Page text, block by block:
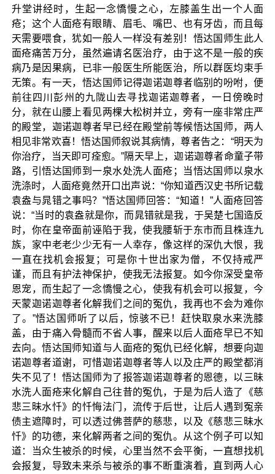
升堂讲经时，生起一念憍慢之心，左膝盖生出一个人面
疮；这个人面疮有眼睛、眉毛、嘴巴、也有牙齿，而且每
天需要喂食，犹如一般人一样没有差别！悟达国师生此人
面疮痛苦万分，虽然遍请名医治疗，由于这不是一般的疾
病乃是因果病，已非一般医生所能医治，所以群医均束手
无策。有一天，悟达国师记得迦诺迦尊者临别的吩咐，便
前往四川彭州的九陇山去寻找迦诺迦尊者，一日傍晚时
分，就在山腰上看见两棵大松树并立，旁有一座非常庄严
的殿堂，迦诺迦尊者早已经在殿堂前等候悟达国师，两人
相见非常欢喜！悟达国师叙说其病情，尊者告之：“明天为
你治疗，当天即可痊愈。”隔天早上，迦诺迦尊者命童子带
路，引悟达国师到一泉水处洗人面疮；当悟达国师以泉水
洗涤时，人面疮竟然开口出声说：“你知道西汉史书所记载
袁盎与晁错之事吗？”悟达国师回答：“知道！”人面疮回答
说：“当时的袁盎就是你，而晁错就是我，于吴楚七国造反
时，你在皇帝面前诬陷于我，使我腰斩于东市而且株连九
族，家中老老少少无有一人幸存，像这样的深仇大恨，我
一直在找机会报复；可是你十世出家为僧，不仅持戒严
谨，而且有护法神保护，使我无法报复。如今你深受皇帝
恩宠，而生起了一念憍慢之心，使我有机会可以报复，今
天蒙迦诺迦尊者化解我们之间的冤仇，我再也不会为难你
了。”悟达国师听了以后，惊骇不已！赶快取泉水来洗膝
盖，由于痛入骨髓而不省人事，醒来以后人面疮早已不知
去向。悟达国师知道与人面疮的冤仇已经化解，想要向迦
诺迦尊者道谢，可惜迦诺迦尊者等人以及庄严的殿堂都消
失不见了！悟达国师为了报答迦诺迦尊者的恩德，以三昧
水洗人面疮来化解自己往昔的冤仇，于是为后人造了《慈
悲三昧水忏》的忏悔法门，流传于后世，让后人遇到冤亲
债主遮障时，可以透过佛菩萨的慈悲，以及《慈悲三昧水
忏》的功德，来化解两者之间的冤仇。从这个例子可以知
道：当众生被杀的时候，心里当然不会平衡，一直想找机
会报复，导致未来杀与被杀的事不断重演着，直到两人心